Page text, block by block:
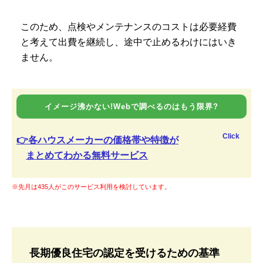
このため、点検やメンテナンスのコストは必要経費
と考えて出費を継続し、途中で止めるわけにはいき
ません。
イメージ沸かない!Webで調べるのはもう限界?
👉各ハウスメーカーの価格帯や特徴が
まとめてわかる無料サービス
Click
※先月は435人がこのサービス利用を検討しています。
長期優良住宅の認定を受けるための基準